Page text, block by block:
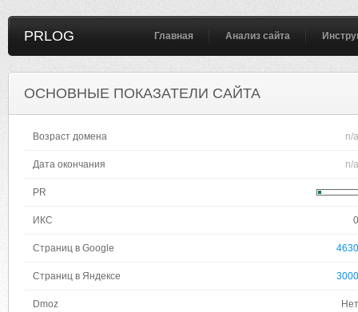
PRLOG Главная Анализ сайта
ОСНОВНЫЕ ПОКАЗАТЕЛИ САЙТА
Возраст домена n/a
Дата окончания n/a
PR
ИКС 0
Страниц в Google 4630
Страниц в Яндексе 3000
Dmoz Нет